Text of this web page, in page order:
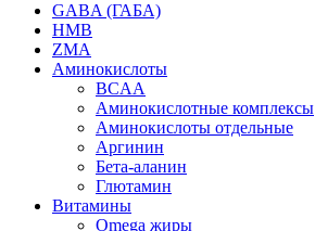
GABA (ГАБА)
HMB
ZMA
Аминокислоты
BCAA
Аминокислотные комплексы
Аминокислоты отдельные
Аргинин
Бета-аланин
Глютамин
Витамины
Omega жиры